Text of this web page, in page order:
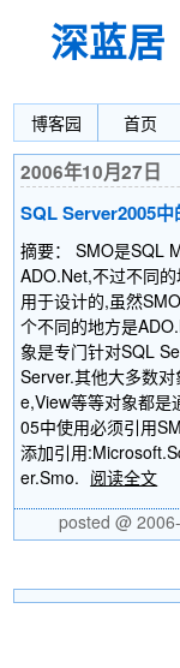
深蓝居
博客园
首页
2006年10月27日
SQL Server2005
摘要： SMO是SQL
ADO.Net,不过不同
用于设计的,虽然
个不同的地方是
象是专门针对SQL
Server.其他大多数
e,View等等对象都是
05中使用必须引用
添加引用
er.Smo. 阅读全文
posted @